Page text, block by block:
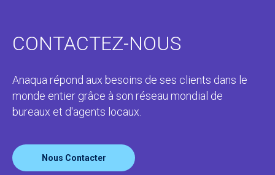
CONTACTEZ-NOUS
Anaqua répond aux besoins de ses clients dans le
monde entier grâce à son réseau mondial de
bureaux et d'agents locaux.
Nous Contacter